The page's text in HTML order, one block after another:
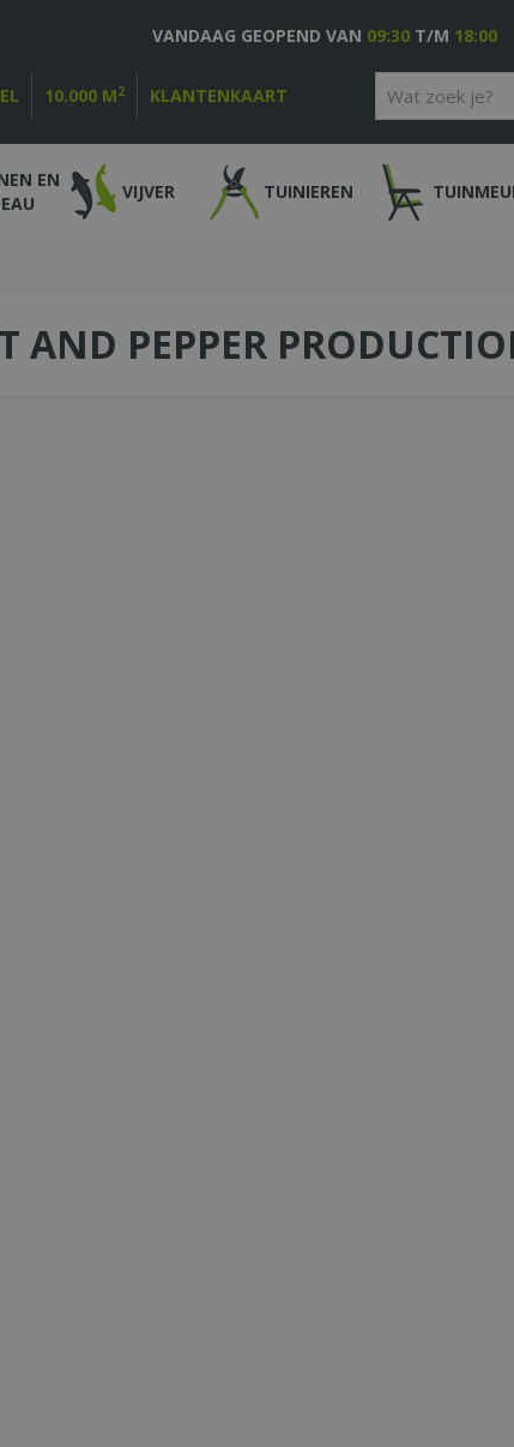
10.000 M2 KLANTENKAART
VANDAAG GEOPEND VAN 09:30 T/M 18:00
EN
VIJVER TUINIEREN
AND PEPPER